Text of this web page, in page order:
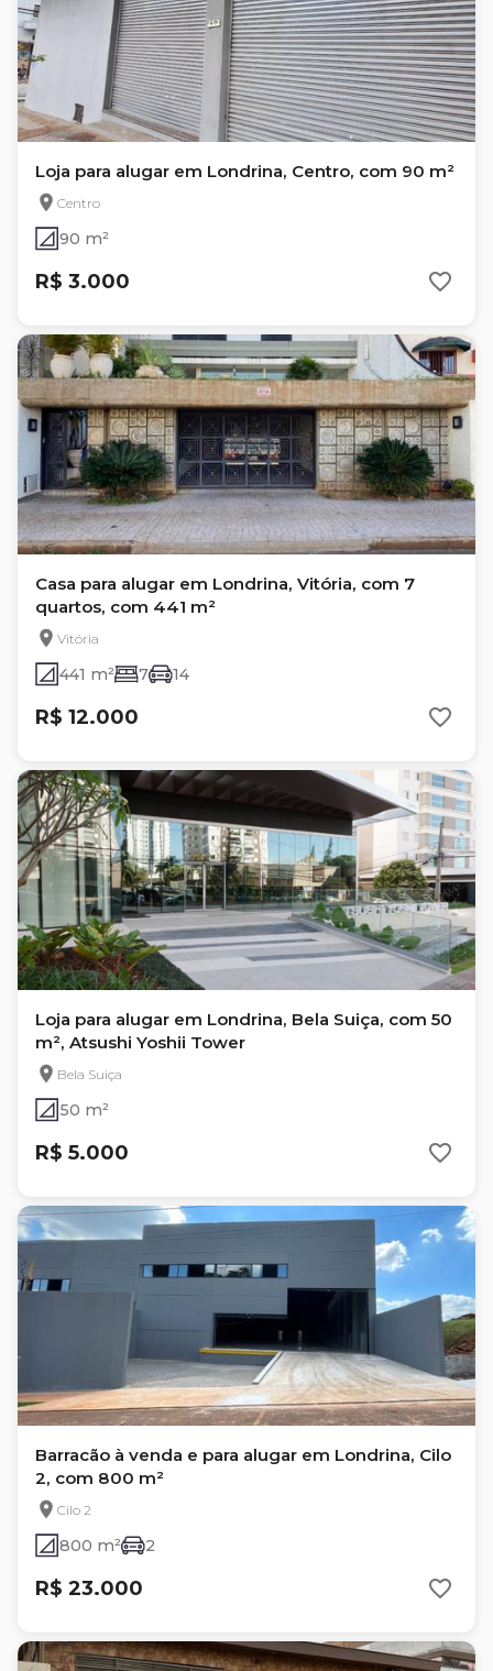
Loja para alugar em Londrina, Centro, com 90 m²
Centro
90 m²
R$ 3.000
Casa para alugar em Londrina, Vitória, com 7
quartos, com 441 m²
Vitória
441 m² 7 14
R$ 12.000
Loja para alugar em Londrina, Bela Suiça, com 50
m², Atsushi Yoshii Tower
Bela Suiça
50 m²
R$ 5.000
Barracão à venda e para alugar em Londrina, Cilo
2, com 800 m²
Cilo 2
800 m² 2
R$ 23.000